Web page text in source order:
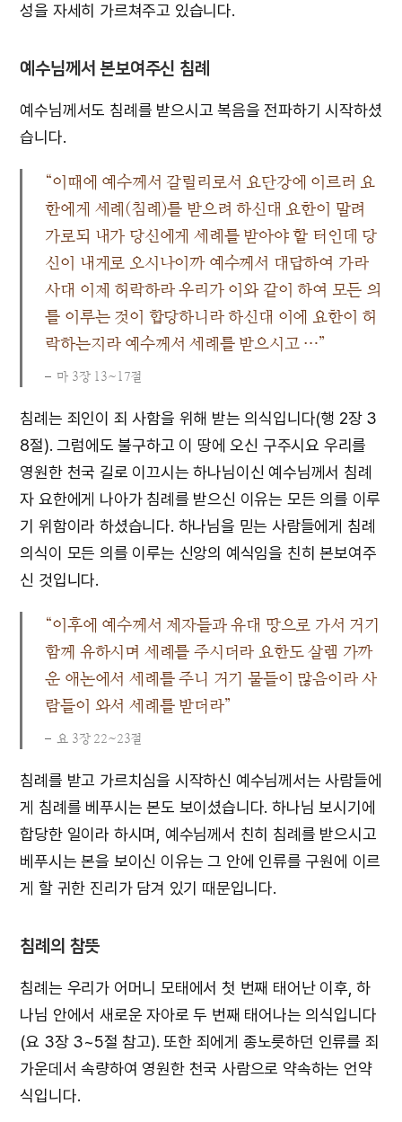
성을 자세히 가르쳐주고 있습니다.
예수님께서 본보여주신 침례
예수님께서도 침례를 받으시고 복음을 전파하기 시작하셨
습니다.
“이때에 예수께서 갈릴리로서 요단강에 이르러 요
한에게 세례(침례)를 받으려 하신대 요한이 말려
가로되 내가 당신에게 세례를 받아야 할 터인데 당
신이 내게로 오시나이까 예수께서 대답하여 가라
사대 이제 허락하라 우리가 이와 같이 하여 모든 의
를 이루는 것이 합당하니라 하신대 이에 요한이 허
락하는지라 예수께서 세례를 받으시고 …”
마 3장 13~17절
침례는 죄인이 죄 사함을 위해 받는 의식입니다(행 2장 3
8절). 그럼에도 불구하고 이 땅에 오신 구주시요 우리를
영원한 천국 길로 이끄시는 하나님이신 예수님께서 침례
자 요한에게 나아가 침례를 받으신 이유는 모든 의를 이루
기 위함이라 하셨습니다. 하나님을 믿는 사람들에게 침례
의식이 모든 의를 이루는 신앙의 예식임을 친히 본보여주
신 것입니다.
“이후에 예수께서 제자들과 유대 땅으로 가서 거기
함께 유하시며 세례를 주시더라 요한도 살렘 가까
운 애논에서 세례를 주니 거기 물들이 많음이라 사
람들이 와서 세례를 받더라”
요 3장 22~23절
침례를 받고 가르치심을 시작하신 예수님께서는 사람들에
게 침례를 베푸시는 본도 보이셨습니다. 하나님 보시기에
합당한 일이라 하시며, 예수님께서 친히 침례를 받으시고
베푸시는 본을 보이신 이유는 그 안에 인류를 구원에 이르
게 할 귀한 진리가 담겨 있기 때문입니다.
침례의 참뜻
침례는 우리가 어머니 모태에서 첫 번째 태어난 이후, 하
나님 안에서 새로운 자아로 두 번째 태어나는 의식입니다
(요 3장 3~5절 참고). 또한 죄에게 종노릇하던 인류를 죄
가운데서 속량하여 영원한 천국 사람으로 약속하는 언약
식입니다.